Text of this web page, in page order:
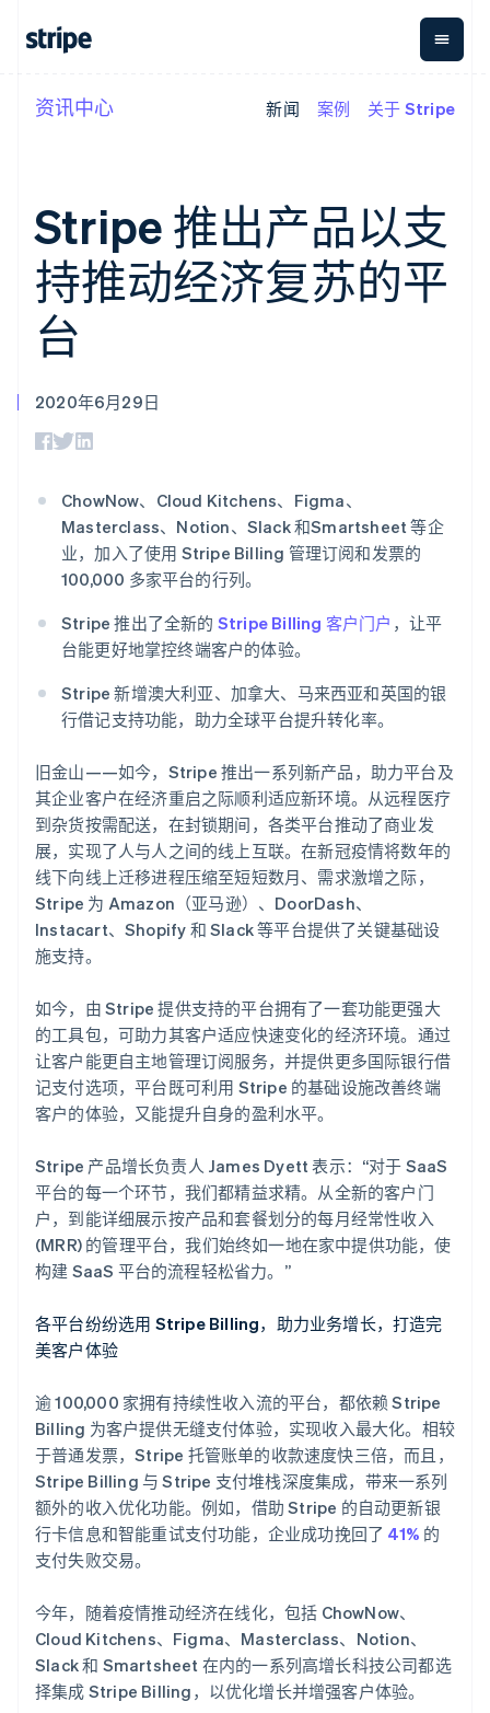
支付
Payment links
无代码支付
Checkout
预构建支付界
面
Elements
灵活的 UI 组件
methods
接入 125+ 种支
付方式
Authorization
支付成功率优
化
Link
加速结账
Metronome
按用量计费
Subscriptions
订阅管理
Stripe Sigma
自定义报告
Data Pipeline
数据同步
资金管
Payouts
向第三
方打款
平台
更多
了解未来规划
Radar
Atlas
初创企业注册
Climate
碳移除
了解 Stripe 如何为 AI 构建经济基础设施。
立即观看
按应用场景
智能体商务
SaaS
AI 企业
创作者经济
酒店、旅游与休闲
保险
专业服务
公共部门
零售
生态系统
合作伙伴
Stripe Apps
指南
资源
应用集成
代码示例
开发者博客
支持
产品路线图
Sessions 年度大会
招聘
资讯中心
Stripe Press
联系
联系销售
成为合作伙伴
资讯中心 新闻 案例 关于 Stripe
Stripe 推出产品以支
持推动经济复苏的平
台
2020年6月29日
ChowNow、Cloud Kitchens、Figma、
Masterclass、Notion、Slack 和Smartsheet 等企
业，加入了使用 Stripe Billing 管理订阅和发票的
100,000 多家平台的行列。
Stripe 推出了全新的 Stripe Billing 客户门户 ，让平
台能更好地掌控终端客户的体验。
Stripe 新增澳大利亚、加拿大、马来西亚和英国的银
行借记支持功能，助力全球平台提升转化率。
旧金山——如今，Stripe 推出一系列新产品，助力平台及
其企业客户在经济重启之际顺利适应新环境。从远程医疗
到杂货按需配送，在封锁期间，各类平台推动了商业发
展，实现了人与人之间的线上互联。在新冠疫情将数年的
线下向线上迁移进程压缩至短短数月、需求激增之际，
Stripe 为 Amazon（亚马逊）、DoorDash、
Instacart、Shopify 和 Slack 等平台提供了关键基础设
施支持。
如今，由 Stripe 提供支持的平台拥有了一套功能更强大
的工具包，可助力其客户适应快速变化的经济环境。通过
让客户能更自主地管理订阅服务，并提供更多国际银行借
记支付选项，平台既可利用 Stripe 的基础设施改善终端
客户的体验，又能提升自身的盈利水平。
Stripe 产品增长负责人 James Dyett 表示：“对于 SaaS
平台的每一个环节，我们都精益求精。从全新的客户门
户，到能详细展示按产品和套餐划分的每月经常性收入
(MRR) 的管理平台，我们始终如一地在家中提供功能，使
构建 SaaS 平台的流程轻松省力。”
各平台纷纷选用 Stripe Billing，助力业务增长，打造完
美客户体验
逾 100,000 家拥有持续性收入流的平台，都依赖 Stripe
Billing 为客户提供无缝支付体验，实现收入最大化。相较
于普通发票，Stripe 托管账单的收款速度快三倍，而且，
Stripe Billing 与 Stripe 支付堆栈深度集成，带来一系列
额外的收入优化功能。例如，借助 Stripe 的自动更新银
行卡信息和智能重试支付功能，企业成功挽回了 41% 的
支付失败交易。
今年，随着疫情推动经济在线化，包括 ChowNow、
Cloud Kitchens、Figma、Masterclass、Notion、
Slack 和 Smartsheet 在内的一系列高增长科技公司都选
择集成 Stripe Billing，以优化增长并增强客户体验。
阿联酋
English
爱沙尼亚
English
Deutsch English
澳大利亚
English
巴西
PortuguêsEnglish
保加利亚
English
比利时
Nederlands
English
丹麦
English
德国
DeutschEnglish